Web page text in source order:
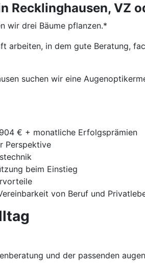
Recklinghausen, VZ
wir drei Bäume pflanzen.*
arbeiten, in dem gute Beratung,
suchen wir eine
€ + monatliche Erfolgsprämien
Perspektive
beim Einstieg
von Beruf und
und der passenden